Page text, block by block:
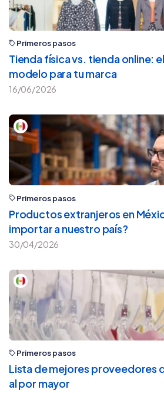
Primeros pasos
Tienda física vs. tienda online:
modelo para tu marca
16/06/2026
Primeros pasos
Productos extranjeros en
importar a nuestro país?
30/04/2026
Primeros pasos
Lista de mejores proveedores
al por mayor